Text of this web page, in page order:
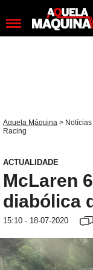
Aquela Máquina > Notícias
Racing
ACTUALIDADE
McLaren
diabólica
15:10 - 18-07-2020